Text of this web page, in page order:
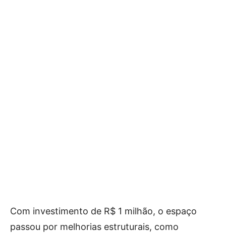
Com investimento de R$ 1 milhão, o espaço
passou por melhorias estruturais, como